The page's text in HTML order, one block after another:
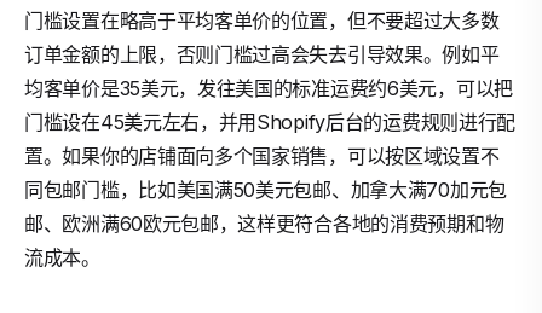
门槛设置在略高于平均客单价的位置，但不要超过大多数
订单金额的上限，否则门槛过高会失去引导效果。例如平
均客单价是35美元，发往美国的标准运费约6美元，可以把
门槛设在45美元左右，并用Shopify后台的运费规则进行配
置。如果你的店铺面向多个国家销售，可以按区域设置不
同包邮门槛，比如美国满50美元包邮、加拿大满70加元包
邮、欧洲满60欧元包邮，这样更符合各地的消费预期和物
流成本。